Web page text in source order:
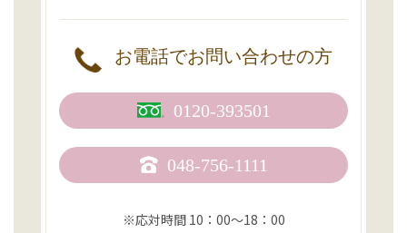
お電話でお問い合わせの方
0120-393501
048-756-1111
※応対時間 10：00〜18：00